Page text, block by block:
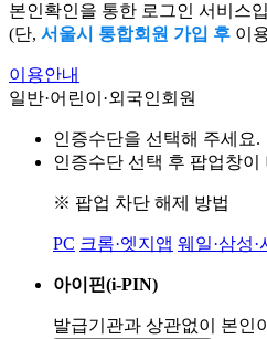
본인확인을 통한 로그인 서비스
(단, 서울시 통합회원 가입 후 이
이용안내
일반·어린이·외국인회원
인증수단을 선택해 주세요.
인증수단 선택 후 팝업창
※ 팝업 차단 해제 방법
PC 크롬·엣지앱 웨일·삼성·
아이핀(i-PIN)
발급기관과 상관없이 본인